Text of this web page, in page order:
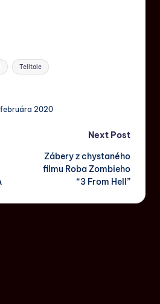
Telltale
2020
Next Post
Zábery z chystaného
filmu Roba Zombieho
“3 From Hell”